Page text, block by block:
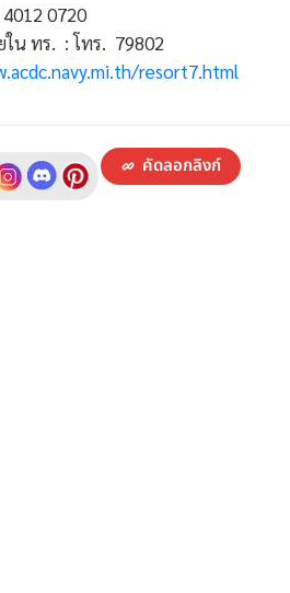
4012 0720
ใน ทร. : โทร. 79802
resort7.html
คัดลอกลิงก์